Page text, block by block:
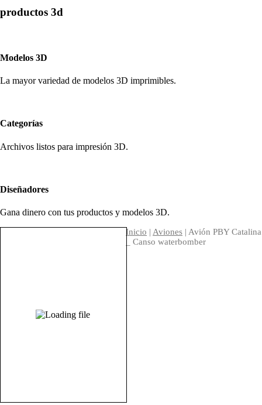
productos 3d
Modelos 3D
La mayor variedad de modelos 3D imprimibles.
Categorías
Archivos listos para impresión 3D.
Diseñadores
Gana dinero con tus productos y modelos 3D.
Inicio | Aviones | Avión PBY Catalina
_ Canso waterbomber